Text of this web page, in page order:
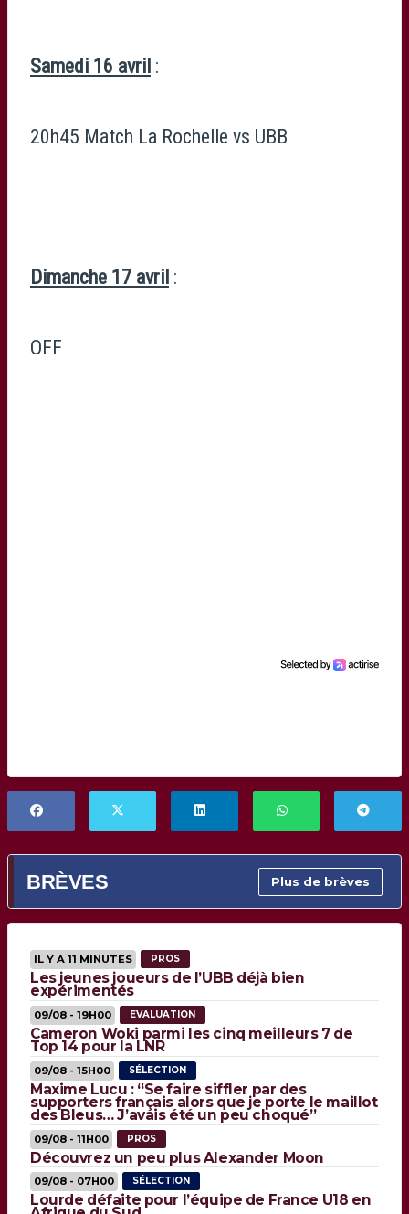
Samedi 16 avril :
20h45 Match La Rochelle vs UBB
Dimanche 17 avril :
OFF
BRÈVES Plus de brèves
IL Y A 11 MINUTES PROS
Les jeunes joueurs de l’UBB déjà bien
expérimentés
09/08 - 19H00 EVALUATION
Cameron Woki parmi les cinq meilleurs 7 de
Top 14 pour la LNR
09/08 - 15H00 SÉLECTION
Maxime Lucu : “Se faire siffler par des
supporters français alors que je porte le maillot
des Bleus… J’avais été un peu choqué”
09/08 - 11H00 PROS
Découvrez un peu plus Alexander Moon
09/08 - 07H00 SÉLECTION
Lourde défaite pour l’équipe de France U18 en